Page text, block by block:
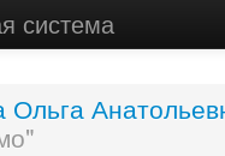
система
Ольга